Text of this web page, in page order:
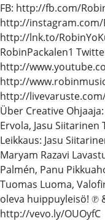
FB: http://fb.com/
http://instagram.com/
http://lnk.to/
RobinPackalen1
http://
http://
http://
Über Creative
Ervola, Jasu Siitarinen
Leikkaus: Jasu
Maryam Razavi
Palmén, Panu
Tuomas Luoma,
oleva huippuyleisö! ℗
http://vevo.ly/OUOyfC